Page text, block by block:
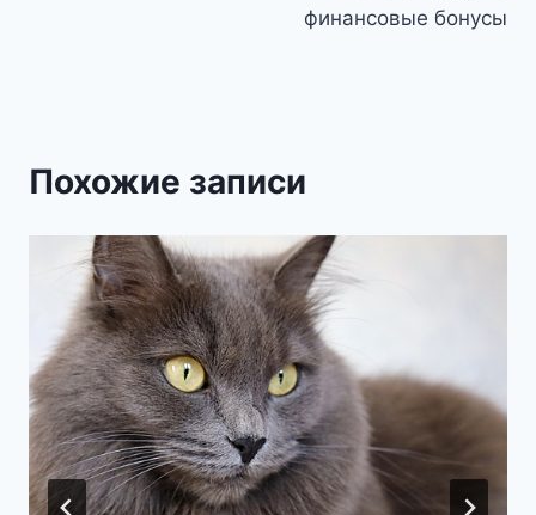
финансовые бонусы
Похожие записи